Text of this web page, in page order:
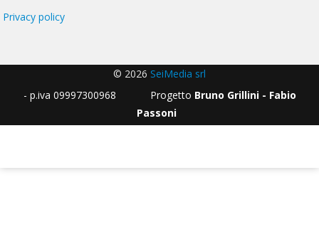
Privacy policy
© 2026 SeiMedia srl
- p.iva 09997300968 Progetto Bruno Grillini - Fabio
Passoni